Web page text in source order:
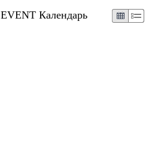
EVENT Календарь